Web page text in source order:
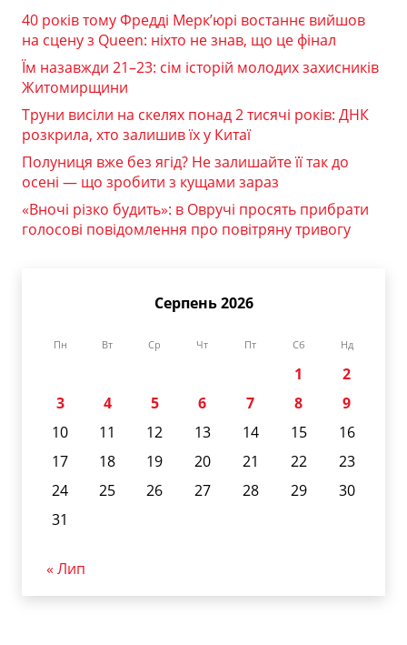
40 років тому Фредді Мерк’юрі востаннє вийшов
на сцену з Queen: ніхто не знав, що це фінал
Їм назавжди 21–23: сім історій молодих захисників
Житомирщини
Труни висіли на скелях понад 2 тисячі років: ДНК
розкрила, хто залишив їх у Китаї
Полуниця вже без ягід? Не залишайте її так до
осені — що зробити з кущами зараз
«Вночі різко будить»: в Овручі просять прибрати
голосові повідомлення про повітряну тривогу
Серпень 2026
Пн Вт Ср Чт Пт Сб Нд
1
2
3
4 5 6 7 8
9
10
11 12 13 14 15
16
17
18 19 20 21 22
23
24
25 26 27 28 29
30
31
« Лип